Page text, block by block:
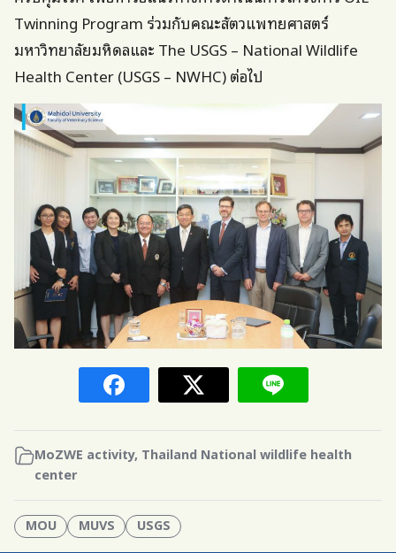
Twinning Program ร่วมกับคณะสัตวแพทยศาสตร์
มหาวิทยาลัยมหิดลและ The USGS – National Wildlife
Health Center (USGS – NWHC) ต่อไป
MoZWE activity, Thailand National wildlife health
center
MOU MUVS USGS